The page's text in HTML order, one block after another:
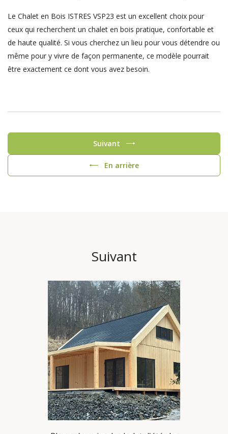
Le Chalet en Bois ISTRES VSP23 est un excellent choix pour
ceux qui recherchent un chalet en bois pratique, confortable et
de haute qualité. Si vous cherchez un lieu pour vous détendre ou
même pour y vivre de façon permanente, ce modèle pourrait
être exactement ce dont vous avez besoin.
En arrière
Suivant
Suivant